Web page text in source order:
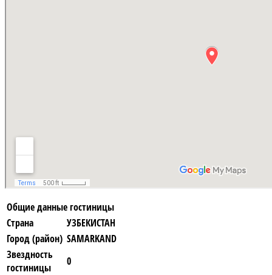
Общие данные гостиницы
Страна
УЗБЕКИСТАН
Город (район) SAMARKAND
Звездность
гостиницы
0